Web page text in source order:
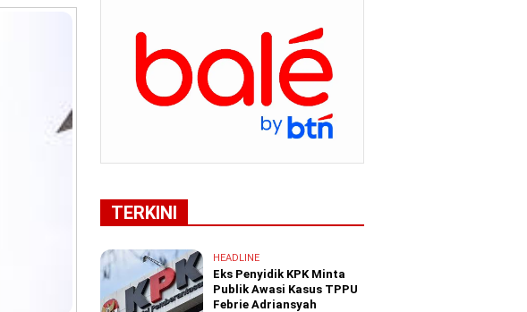
TERKINI
HEADLINE
Eks Penyidik KPK Minta
Publik Awasi Kasus TPPU
Febrie Adriansyah